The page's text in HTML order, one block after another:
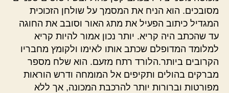
מסובכים. הוא הניח את המסמך על שולחן הזכוכית
המגדיל כיתוב הפעיל את מתג האור וסובב את החוגה
עד שהכתב היה קריא. יותר נכון אמור להיות קריא
למלומד המדופלם שכתב אותו לאימו ולקומץ מחבריו
הקרובים ביותר.הלורד רתח מזעם. הוא שלח מספר
מברקים בהולים ותקיפים אל המומחה ודרש הוראות
מפורטות וברורות יותר להרכבת המכונה, אך ללא